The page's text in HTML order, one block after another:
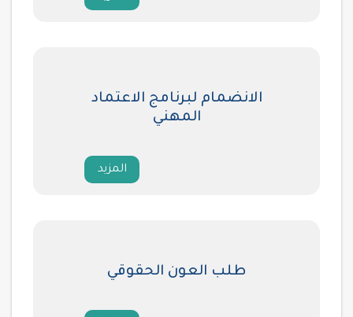
الانضمام لبرنامج الاعتماد
المهني
المزيد
طلب العون الحقوقي